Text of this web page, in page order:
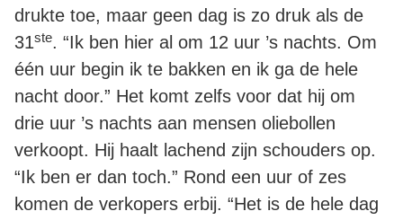
drukte toe, maar geen dag is zo druk als de
31ste. “Ik ben hier al om 12 uur ’s nachts. Om
één uur begin ik te bakken en ik ga de hele
nacht door.” Het komt zelfs voor dat hij om
drie uur ’s nachts aan mensen oliebollen
verkoopt. Hij haalt lachend zijn schouders op.
“Ik ben er dan toch.” Rond een uur of zes
komen de verkopers erbij. “Het is de hele dag